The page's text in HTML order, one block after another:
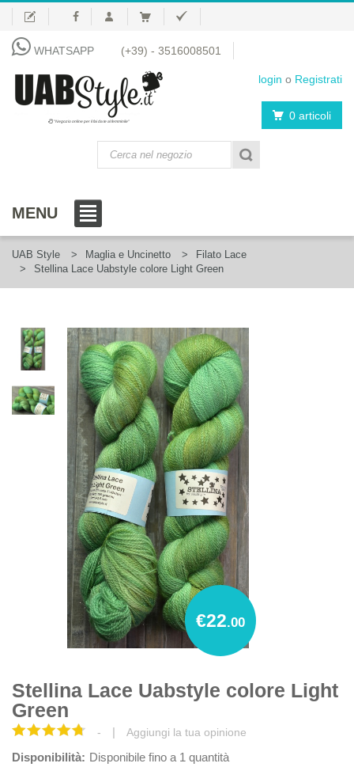
WHATSAPP (+39) - 3516008501
login o Registrati
"Negozio online per il fai da te al femminile" 0 articoli
MENU
UAB Style Maglia e Uncinetto
Filato Lace
Stellina Lace Uabstyle colore Light Green
€22.00
Stellina Lace Uabstyle colore Light
Green
- | Aggiungi la tua opinione
Disponibilità: Disponibile fino a 1 quantità